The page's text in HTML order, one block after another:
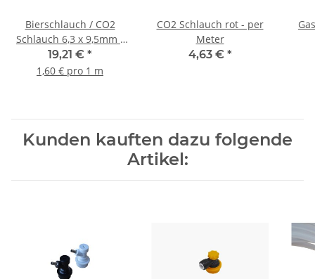
Bierschlauch / CO2
Schlauch 6,3 x 9,5mm -
12m
19,21 € *
1,60 € pro 1 m
CO2 Schlauch rot - per
Meter
4,63 € *
Kunden kauften dazu folgende
Artikel: